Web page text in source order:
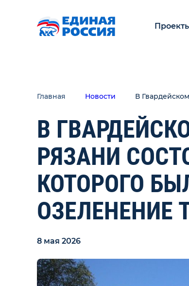
Главная Новости В
В
РЯЗАНИ
КОТОРОГО
ОЗЕЛЕНЕНИЕ
8 мая 2026